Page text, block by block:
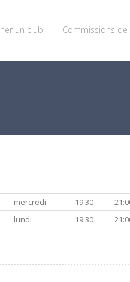
un club Commissions de
mercredi 19:30
lundi 19:30